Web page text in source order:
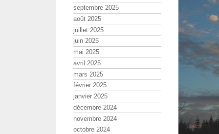
septembre 2025
août 2025
juillet 2025
juin 2025
mai 2025
avril 2025
mars 2025
février 2025
janvier 2025
décembre 2024
novembre 2024
octobre 2024